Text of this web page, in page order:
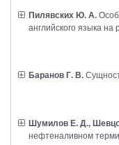
Пилявских Ю. А.
английского языка на
Баранов Г. В.
Шумилов Е. Д.,
нефтеналивном